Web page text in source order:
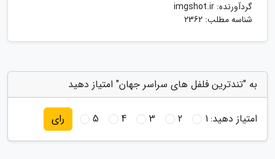
گردآورنده: imgshot.ir
شناسه مطلب: 2362
به "تندترین فلفل های سراسر جهان" امتیاز دهید
امتیاز دهید:1
2
3
4
5 رای